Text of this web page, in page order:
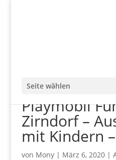
Seite wählen
Playmobil
Zirndorf –
mit Kindern
von Mony| März 6, 2020|